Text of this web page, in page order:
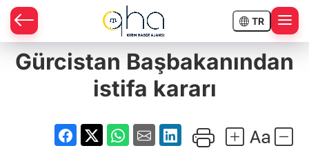
TR
Gürcistan Başbakanından
istifa kararı